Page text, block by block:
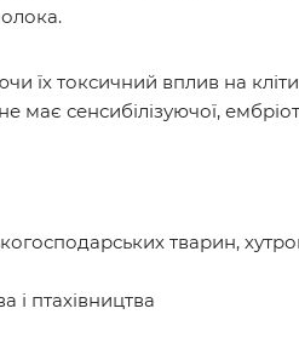
їх токсичний вплив на
сенсибілізуючої,
тварин,
і птахівництва